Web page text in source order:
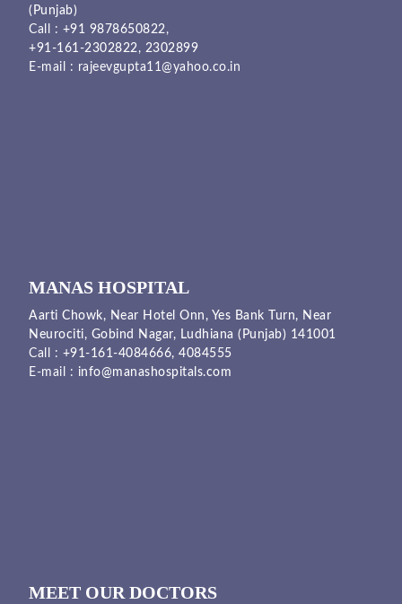
(Punjab)
Call : +91 9878650822,
+91-161-2302822, 2302899
E-mail : rajeevgupta11@yahoo.co.in
MANAS HOSPITAL
Aarti Chowk, Near Hotel Onn, Yes Bank Turn, Near
Neurociti, Gobind Nagar, Ludhiana (Punjab) 141001
Call : +91-161-4084666, 4084555
E-mail : info@manashospitals.com
MEET OUR DOCTORS